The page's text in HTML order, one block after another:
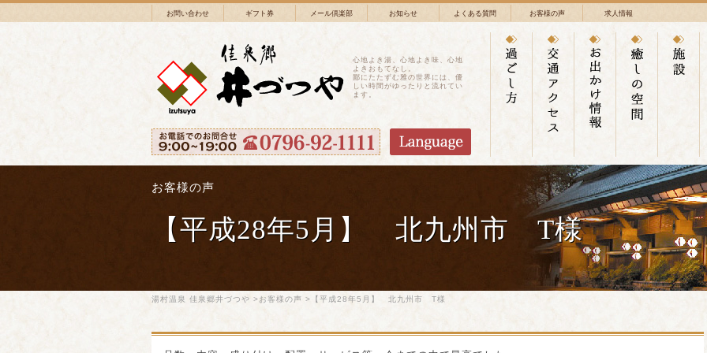
お問い合わせ ギフト券 メール倶楽部 お知らせ よくある質問 お客様の声 求人情報
心地よき湯、心地よき味、心地
よきおもてなし。
鄙にたたずむ雅の世界には、優
しい時間がゆったりと流れてい
ます。
お客様の声
【平成28年5月】 北九州市 T様
湯村温泉 佳泉郷井づつや >お客様の声 >【平成28年5月】 北九州市 T様